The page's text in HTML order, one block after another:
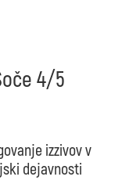
4/5
izzivov v
dejavnosti